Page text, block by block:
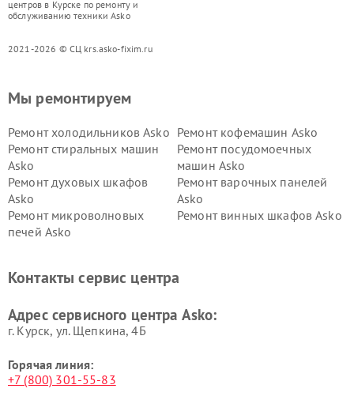
центров в Курске по ремонту и
обслуживанию техники Asko
2021-2026 © СЦ krs.asko-fixim.ru
Мы ремонтируем
Ремонт холодильников Asko Ремонт кофемашин Asko
Ремонт стиральных машин
Asko
Ремонт посудомоечных
машин Asko
Ремонт духовых шкафов
Asko
Ремонт варочных панелей
Asko
Ремонт микроволновых
печей Asko
Ремонт винных шкафов Asko
Ремонт подогревателей
Ремонт промышленных
Asko
Контакты сервис центра
Адрес сервисного центра Asko:
г. Курск, ул. Щепкина, 4Б
Горячая линия:
+7 (800) 301-55-83